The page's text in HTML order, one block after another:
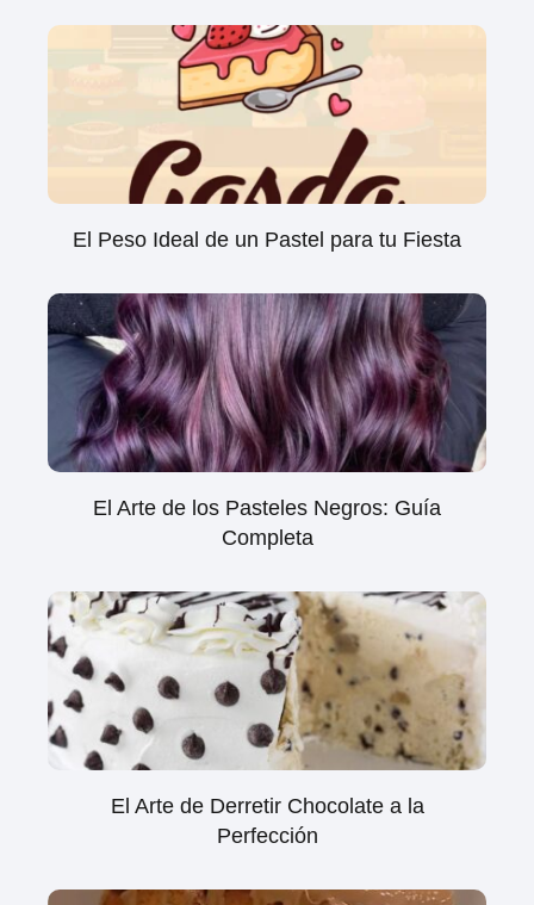
El Peso Ideal de un Pastel para tu Fiesta
El Arte de los Pasteles Negros: Guía
Completa
El Arte de Derretir Chocolate a la
Perfección